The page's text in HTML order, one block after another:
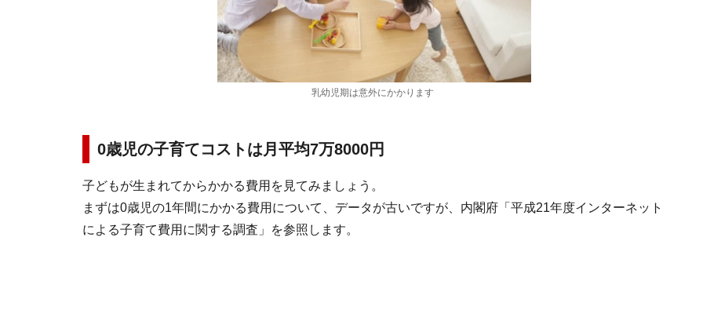
乳幼児期は意外にかかります
0歳児の子育てコストは月平均7万8000円
子どもが生まれてからかかる費用を見てみましょう。
まずは0歳児の1年間にかかる費用について、データが古いですが、内閣府「平成21年度インターネット
による子育て費用に関する調査」を参照します。